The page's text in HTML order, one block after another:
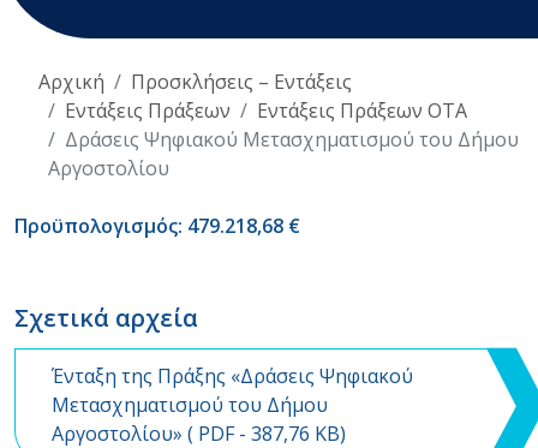
Αρχική
Προσκλήσεις – Εντάξεις
Εντάξεις Πράξεων
Εντάξεις Πράξεων ΟΤΑ
Δράσεις Ψηφιακού Μετασχηματισμού του Δήμου
Αργοστολίου
Προϋπολογισμός: 479.218,68 €
Σχετικά αρχεία
Ένταξη της Πράξης «Δράσεις Ψηφιακού
Μετασχηματισμού του Δήμου
Αργοστολίου» ( PDF- 387,76 KB)